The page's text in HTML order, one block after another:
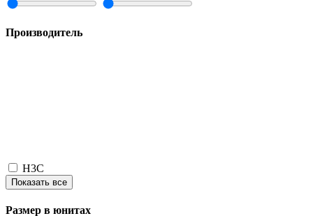
Производитель
H3C
Показать все
Размер в юнитах